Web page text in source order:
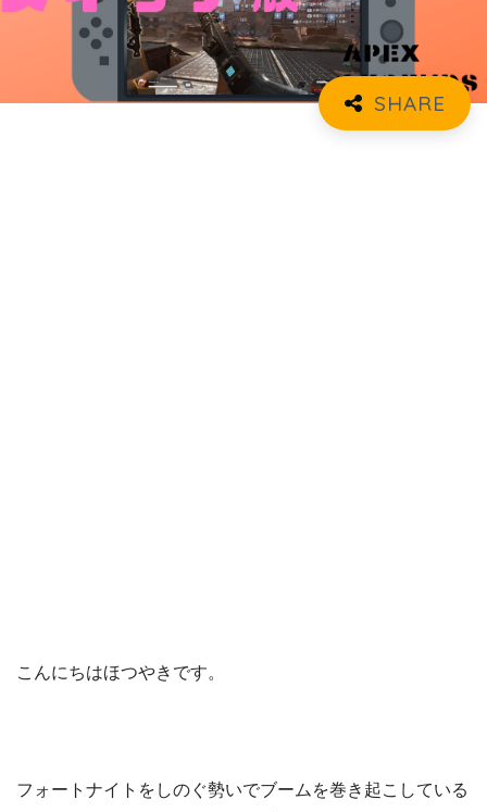
こんにちはほつやきです。
フォートナイトをしのぐ勢いでブームを巻き起こしている